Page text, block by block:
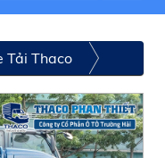
Tải Thaco